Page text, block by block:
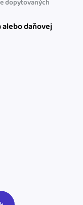
dopytovaných
daňovej